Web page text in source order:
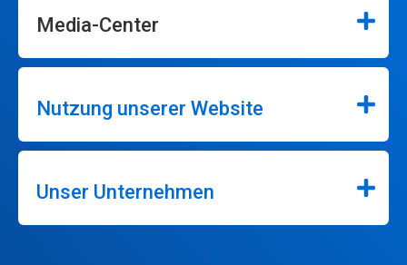
Media-Center
Nutzung unserer Website
Unser Unternehmen